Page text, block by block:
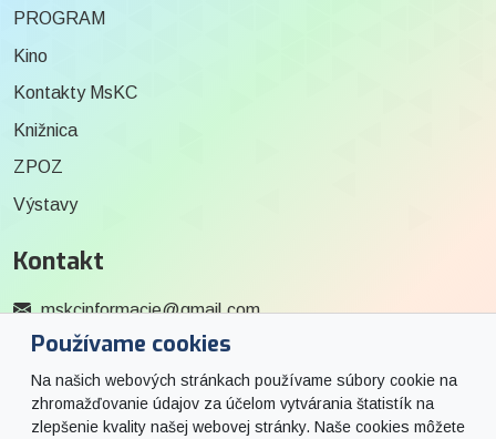
Používame cookies
Na našich webových stránkach používame súbory cookie na
zhromažďovanie údajov za účelom vytvárania štatistík na
zlepšenie kvality našej webovej stránky. Naše cookies môžete
PROGRAM
Kino
Kontakty MsKC
Knižnica
ZPOZ
Výstavy
Kontakt
mskcinformacie@gmail.com
0915 727 244
Social